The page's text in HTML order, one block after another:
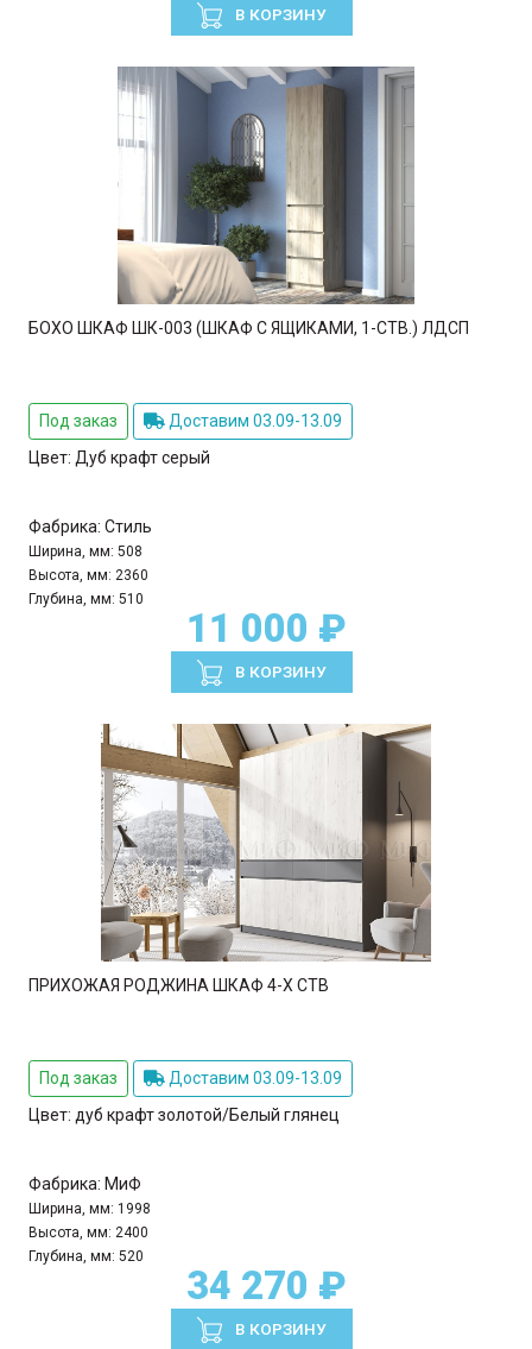
В КОРЗИНУ
БОХО ШКАФ ШК-003 (ШКАФ С ЯЩИКАМИ, 1-СТВ.) ЛДСП
Под заказ
Доставим 03.09-13.09
Цвет: Дуб крафт серый
Фабрика: Стиль
Ширина, мм: 508
Высота, мм: 2360
Глубина, мм: 510
11 000 ₽
В КОРЗИНУ
ПРИХОЖАЯ РОДЖИНА ШКАФ 4-Х СТВ
Под заказ
Доставим 03.09-13.09
Цвет: дуб крафт золотой/Белый глянец
Фабрика: МиФ
Ширина, мм: 1998
Высота, мм: 2400
Глубина, мм: 520
34 270 ₽
В КОРЗИНУ